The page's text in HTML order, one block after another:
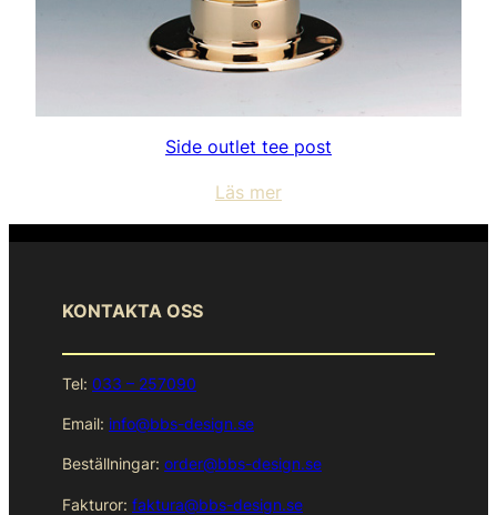
Side outlet tee post
Läs mer
KONTAKTA OSS
Tel: 033 – 257090
Email: info@bbs-design.se
Beställningar: order@bbs-design.se
Fakturor: faktura@bbs-design.se